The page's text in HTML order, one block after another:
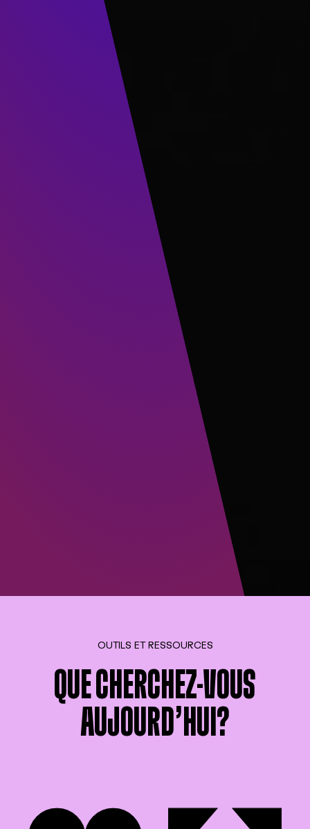
OUTILS ET RESSOURCES
QUE CHERCHEZ-VOUS
AUJOURD’HUI?